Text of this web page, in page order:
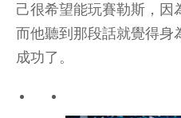
己很希望能玩賽勒斯，因
而他聽到那段話就覺得身
成功了。